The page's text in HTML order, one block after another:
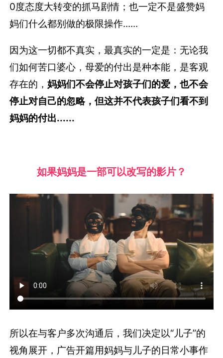
0度态度大转变的抓马剧情；也一定不是盛赞妈
妈们什么都别做的极限操作......
因为这一切都不真实，最真实的一定是：无论我
们如何苦口婆心，母爱的付出是种本能，是客观
存在的，妈妈们不会停止对孩子们的爱，也不会
停止对自己的忽略，但这并不代表孩子们看不到
妈妈的付出......
如果妈妈是一部可以改写的影片？
所以在与客户多次沟通后，我们决定以“儿子”的
视角展开，广告开篇用妈妈与儿子的日常小事作